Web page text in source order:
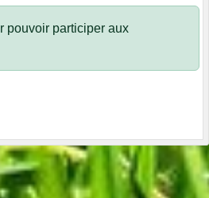
pouvoir participer aux